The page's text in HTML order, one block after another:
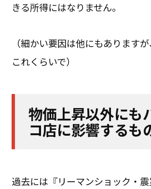
きる所得にはなりません。
（細かい要因は他にもあります
これくらいで）
物価上昇以外にも
コ店に影響するも
過去には『リーマンショック・震